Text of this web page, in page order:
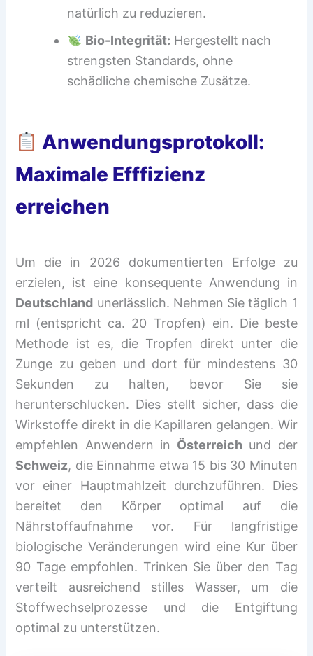
natürlich zu reduzieren.
Bio-Integrität: Hergestellt nach
strengsten Standards, ohne
schädliche chemische Zusätze.
Anwendungsprotokoll:
Maximale Efffizienz
erreichen
Um die in 2026 dokumentierten Erfolge zu
erzielen, ist eine konsequente Anwendung in
Deutschland unerlässlich. Nehmen Sie täglich 1
ml (entspricht ca. 20 Tropfen) ein. Die beste
Methode ist es, die Tropfen direkt unter die
Zunge zu geben und dort für mindestens 30
Sekunden zu halten, bevor Sie sie
herunterschlucken. Dies stellt sicher, dass die
Wirkstoffe direkt in die Kapillaren gelangen. Wir
empfehlen Anwendern in Österreich und der
Schweiz, die Einnahme etwa 15 bis 30 Minuten
vor einer Hauptmahlzeit durchzuführen. Dies
bereitet den Körper optimal auf die
Nährstoffaufnahme vor. Für langfristige
biologische Veränderungen wird eine Kur über
90 Tage empfohlen. Trinken Sie über den Tag
verteilt ausreichend stilles Wasser, um die
Stoffwechselprozesse und die Entgiftung
optimal zu unterstützen.